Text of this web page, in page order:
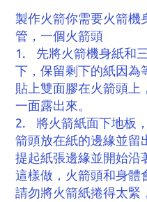
製作火箭你需要火箭機
管，一個火箭頭
1. 先將火箭機身紙和
下，保留剩下的紙因為
貼上雙面膠在火箭頭上
一面露出來。
2. 將火箭紙面下地板
箭頭放在紙的邊緣並留
提起紙張邊緣並開始沿
這樣做，火箭頭和身體
請勿將火箭紙捲得太緊